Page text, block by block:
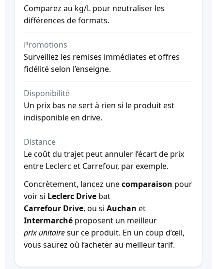
Comparez au kg/L pour neutraliser les
différences de formats.
Promotions
Surveillez les remises immédiates et offres
fidélité selon l’enseigne.
Disponibilité
Un prix bas ne sert à rien si le produit est
indisponible en drive.
Distance
Le coût du trajet peut annuler l’écart de prix
entre Leclerc et Carrefour, par exemple.
Concrètement, lancez unecomparaison pour
voir si Leclerc Drive bat
Carrefour Drive, ou si Auchan et
Intermarché proposent un meilleur
prix unitairesur ce produit. En un coup d’œil,
vous saurez où l’acheter au meilleur tarif.